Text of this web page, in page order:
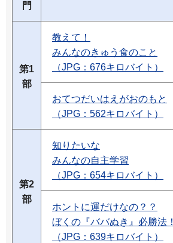
門
第1
部
教えて！
みんなのきゅう食のこと
（JPG：676キロバイト）
おてつだいはえがおのもと
（JPG：562キロバイト）
第2
部
知りたいな
みんなの自主学習
（JPG：654キロバイト）
ホントに運だけなの？？
ぼくの『ババぬき』必勝法！
（JPG：639キロバイト）